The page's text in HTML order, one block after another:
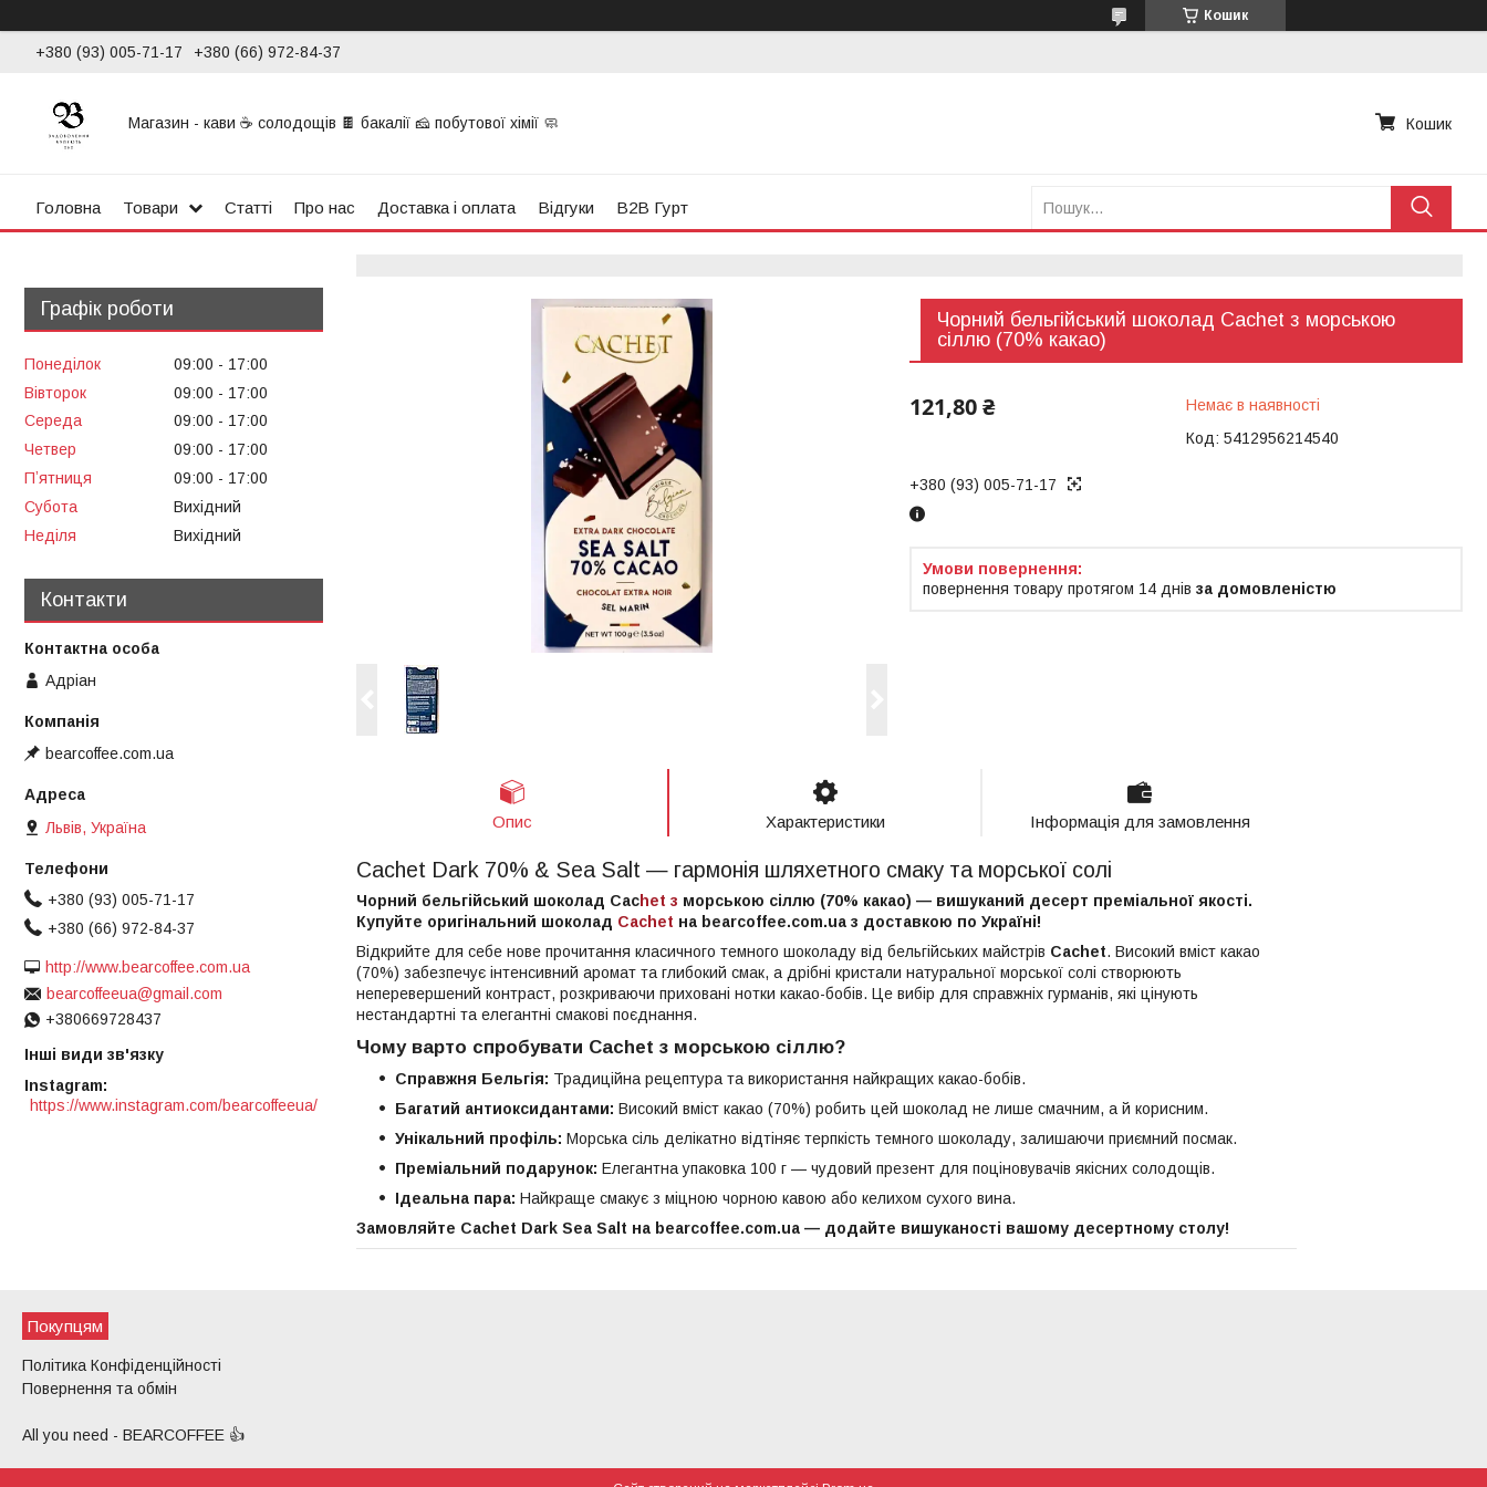
Кошик
+380 (93) 005-71-17 +380 (66) 972-84-37
Магазин - кави ☕ солодощів 🍫 бакалії 🧀 побутової хімії 🧼 Кошик
Головна Товари Статті Про нас Доставка і оплата Відгуки B2B Гурт
Чорний бельгійський шоколад Cachet з морською
сіллю (70% какао)
121,80 ₴
Немає в наявності
Код: 5412956214540
+380 (93) 005-71-17
повернення товару протягом 14 днів за домовленістю
Опис Характеристики Інформація для замовлення
Cachet Dark 70% & Sea Salt — гармонія шляхетного смаку та морської солі
Чорний бельгійський шоколад Cachet з морською сіллю (70% какао) — вишуканий десерт преміальної якості.
Купуйте оригінальний шоколад Cachet на bearcoffee.com.ua з доставкою по Україні!
Відкрийте для себе нове прочитання класичного темного шоколаду від бельгійських майстрів Cachet. Високий вміст какао
(70%) забезпечує інтенсивний аромат та глибокий смак, а дрібні кристали натуральної морської солі створюють
неперевершений контраст, розкриваючи приховані нотки какао-бобів. Це вибір для справжніх гурманів, які цінують
нестандартні та елегантні смакові поєднання.
Чому варто спробувати Cachet з морською сіллю?
Справжня Бельгія: Традиційна рецептура та використання найкращих какао-бобів.
Багатий антиоксидантами: Високий вміст какао (70%) робить цей шоколад не лише смачним, а й корисним.
Унікальний профіль: Морська сіль делікатно відтіняє терпкість темного шоколаду, залишаючи приємний посмак.
Преміальний подарунок: Елегантна упаковка 100 г — чудовий презент для поціновувачів якісних солодощів.
Ідеальна пара: Найкраще смакує з міцною чорною кавою або келихом сухого вина.
Замовляйте Cachet Dark Sea Salt на bearcoffee.com.ua — додайте вишуканості вашому десертному столу!
Графік роботи
Понеділок 09:00
17:00
Вівторок
09:00
17:00
Середа
09:00
17:00
Четвер
09:00
17:00
Пʼятниця
09:00
17:00
Субота
Вихідний
Неділя
Вихідний
Контакти
Адріан
bearcoffee.com.ua
Львів, Україна
+380 (93) 005-71-17
+380 (66) 972-84-37
http://www.bearcoffee.com.ua
bearcoffeeua@gmail.com
+380669728437
Інші види зв'язку
Instagram
https://www.instagram.com/bearcoffeeua/
Покупцям
Політика Конфіденційності
Повернення та обмін
All you need - BEARCOFFEE 👍